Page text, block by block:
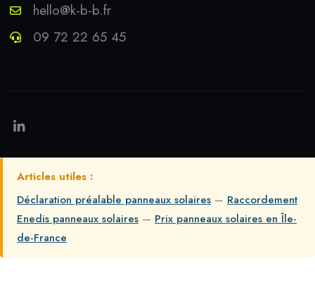
hello@k-b-b.fr
09 72 22 65 45
Articles utiles :
Déclaration préalable panneaux solaires — Raccordement
Enedis panneaux solaires — Prix panneaux solaires en Île-
de-France